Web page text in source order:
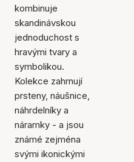
kombinuje
skandinávskou
jednoduchost s
hravými tvary a
symbolikou.
Kolekce zahrnují
prsteny, náušnice,
náhrdelníky a
náramky - a jsou
známé zejména
svými ikonickými